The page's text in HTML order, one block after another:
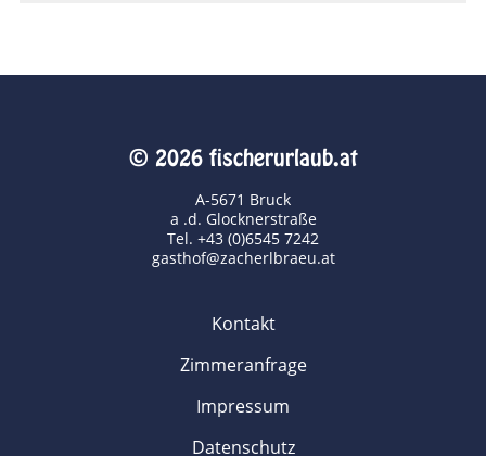
© 2026 fischerurlaub.at
A-5671 Bruck
a .d. Glocknerstraße
Tel. +43 (0)6545 7242
gasthof@zacherlbraeu.at
Kontakt
Zimmeranfrage
Impressum
Datenschutz